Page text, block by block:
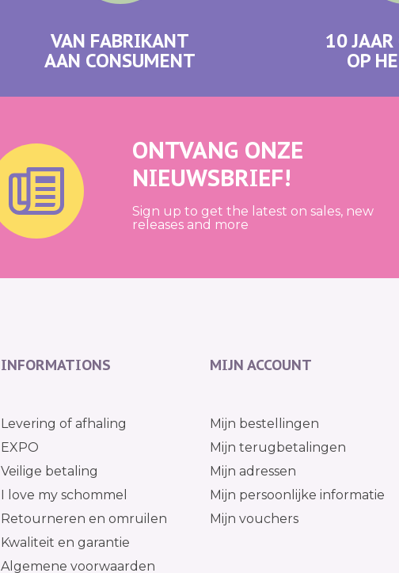
VAN FABRIKANT
AAN CONSUMENT
10
OP
ONTVANG ONZE
NIEUWSBRIEF!
Sign up to get the latest on sales, new
releases and more
INFORMATIONS
Levering of afhaling
EXPO
Veilige betaling
I love my schommel
Retourneren en omruilen
Kwaliteit en garantie
Algemene voorwaarden
MIJN ACCOUNT
Mijn bestellingen
Mijn terugbetalingen
Mijn adressen
Mijn persoonlijke informatie
Mijn vouchers